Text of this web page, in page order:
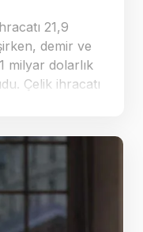
21,9
demir ve
milyar dolarlık
Çelik ihracatı